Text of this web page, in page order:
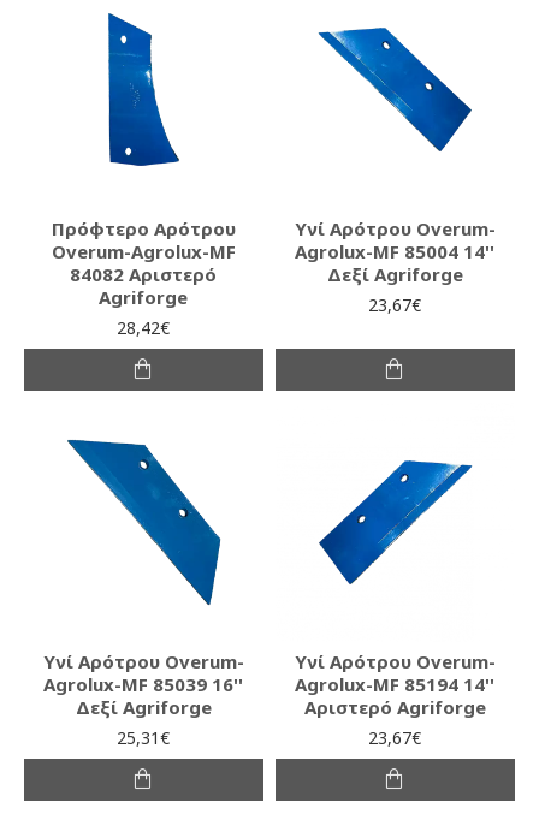
Πρόφτερο Αρότρου
Overum-Agrolux-MF
84082 Αριστερό
Agriforge
28,42€
Υνί Αρότρου Overum-
Agrolux-MF 85004 14''
Δεξί Agriforge
23,67€
Υνί Αρότρου Overum-
Agrolux-MF 85039 16''
Δεξί Agriforge
25,31€
Υνί Αρότρου Overum-
Agrolux-MF 85194 14''
Αριστερό Agriforge
23,67€